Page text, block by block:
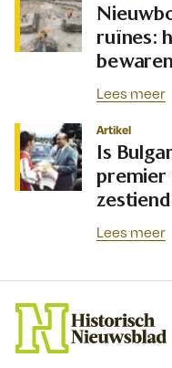
ruïnes:
Lees meer
Artikel
Is
premier
Lees meer